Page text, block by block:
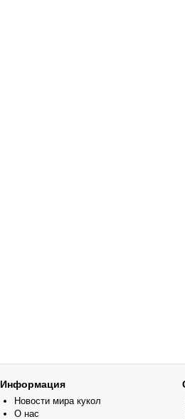
Информация
Новости мира кукол
О нас